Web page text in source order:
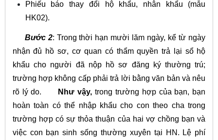
Phiếu báo thay đổi hộ khẩu, nhân khẩu (mẫu
HK02).
Bước 2: Trong thời hạn mười lăm ngày, kể từ ngày
nhận đủ hồ sơ, cơ quan có thẩm quyền trả lại sổ hộ
khẩu cho người đã nộp hồ sơ đăng ký thường trú;
trường hợp không cấp phải trả lời bằng văn bản và nêu
rõ lý do.
Như vậy, trong trường hợp của bạn, bạn
hoàn toàn có thể nhập khẩu cho con theo cha trong
trường hợp có sự thỏa thuận của hai vợ chồng bạn và
việc con bạn sinh sống thường xuyên tại HN. Lệ phí